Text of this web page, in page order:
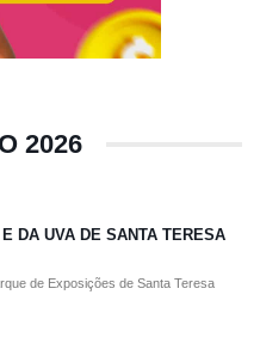
2026
DA UVA DE SANTA TERESA
de Exposições de Santa Teresa